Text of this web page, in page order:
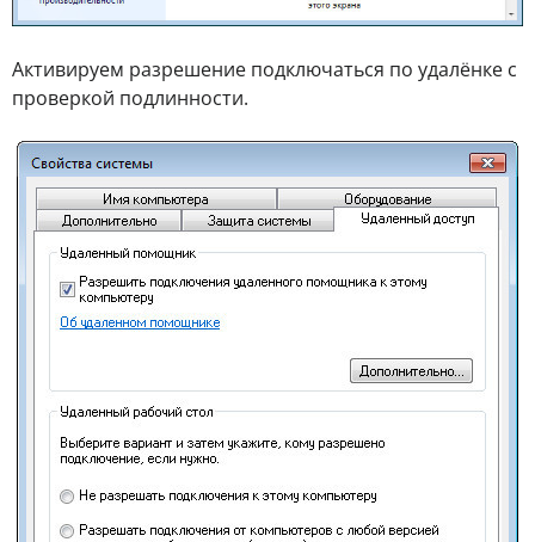
Активируем разрешение подключаться по удалёнке с
проверкой подлинности.